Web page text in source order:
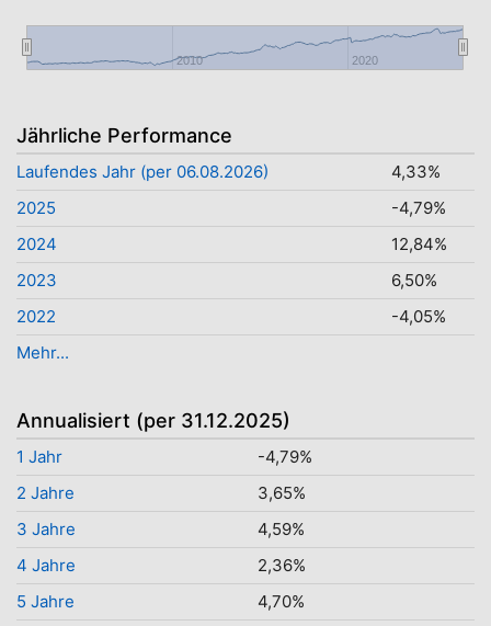
2010 2020
Jährliche Performance
Laufendes Jahr (per 06.08.2026)
4,33%
2025
-4,79%
2024
12,84%
2023
6,50%
2022
-4,05%
Mehr...
Annualisiert (per 31.12.2025)
1 Jahr
-4,79%
2 Jahre
3,65%
3 Jahre
4,59%
4 Jahre
2,36%
5 Jahre
4,70%